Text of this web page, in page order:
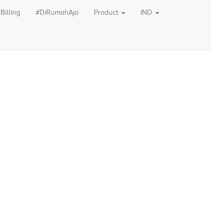
Billing #DiRumahAja Product IND